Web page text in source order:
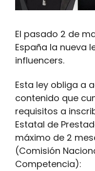
El pasado 2 de
España la nueva
influencers.
Esta ley obliga a
contenido que
requisitos a
Estatal de
máximo de 2
(Comisión
Competencia):